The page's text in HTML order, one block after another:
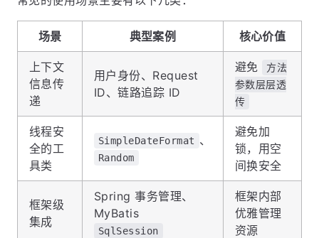
场景 典型案例 核心价值
上下文
信息传
递
用户身份、Request
ID、链路追踪 ID
避免
方法
参数层层透
传
线程安
全的工
具类
SimpleDateFormat 、
Random
避免加
锁，用空
间换安全
框架级
集成
Spring 事务管理、
MyBatis
SqlSession
框架内部
优雅管理
资源